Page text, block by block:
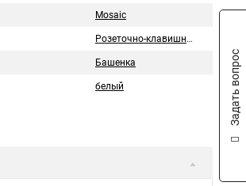
Mosaic
Розеточно-клавишный блок
Башенка
белый Задать вопрос